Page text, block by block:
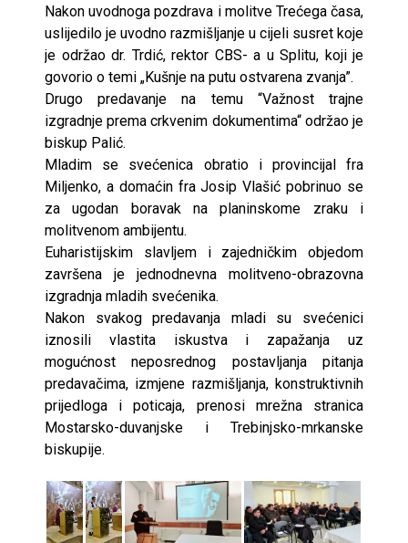
Nakon uvodnoga pozdrava i molitve Trećega časa,
uslijedilo je uvodno razmišljanje u cijeli susret koje
je održao dr. Trdić, rektor CBS- a u Splitu, koji je
govorio o temi „Kušnje na putu ostvarena zvanja”.
Drugo predavanje na temu “Važnost trajne
izgradnje prema crkvenim dokumentima“ održao je
biskup Palić.
Mladim se svećenica obratio i provincijal fra
Miljenko, a domaćin fra Josip Vlašić pobrinuo se
za ugodan boravak na planinskome zraku i
molitvenom ambijentu.
Euharistijskim slavljem i zajedničkim objedom
završena je jednodnevna molitveno-obrazovna
izgradnja mladih svećenika.
Nakon svakog predavanja mladi su svećenici
iznosili vlastita iskustva i zapažanja uz
mogućnost neposrednog postavljanja pitanja
predavačima, izmjene razmišljanja, konstruktivnih
prijedloga i poticaja, prenosi mrežna stranica
Mostarsko-duvanjske i Trebinjsko-mrkanske
biskupije.